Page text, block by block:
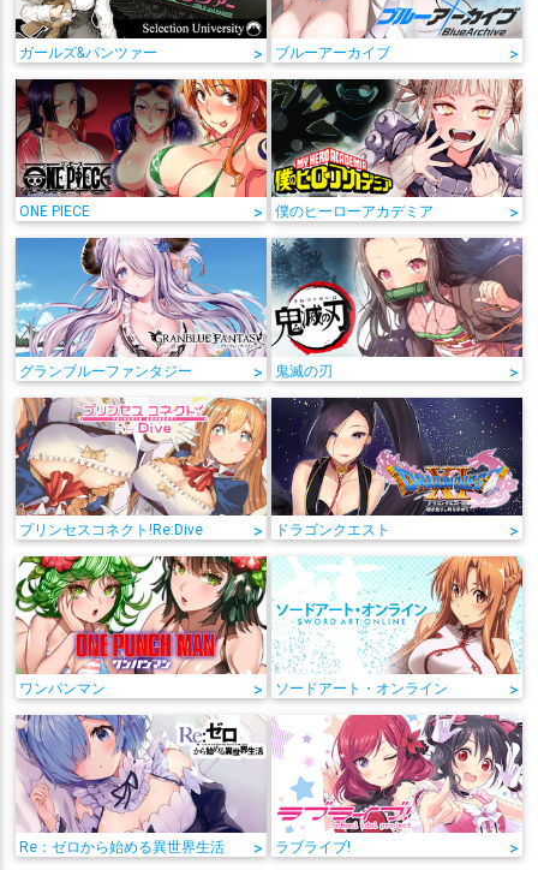
ガールズ&パンツァー > ブルーアーカイブ >
ONE PIECE > 僕のヒーローアカデミア >
グランブルーファンタジー > 鬼滅の刃 >
プリンセスコネクト!Re:Dive > ドラゴンクエスト >
ワンパンマン > ソードアート・オンライン >
Re：ゼロから始める異世界生活 > ラブライブ! >